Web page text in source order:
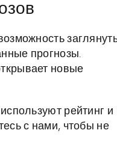
прогнозы.
новые
рейтинг и
с нами, чтобы не